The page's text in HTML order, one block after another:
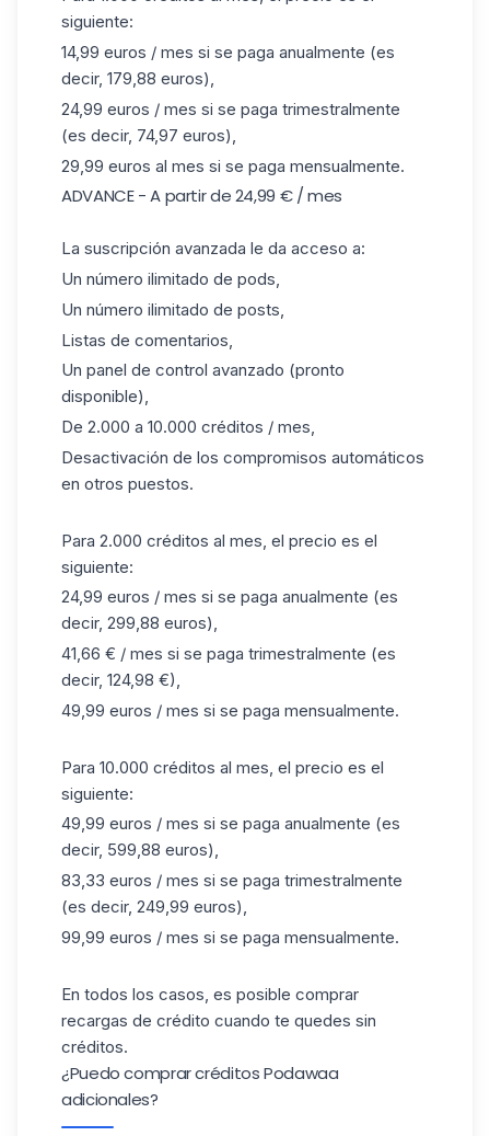
siguiente:
14,99 euros / mes si se paga anualmente (es
decir, 179,88 euros),
24,99 euros / mes si se paga trimestralmente
(es decir, 74,97 euros),
29,99 euros al mes si se paga mensualmente.
ADVANCE - A partir de 24,99 € / mes
La suscripción avanzada le da acceso a:
Un número ilimitado de pods,
Un número ilimitado de posts,
Listas de comentarios,
Un panel de control avanzado (pronto
disponible),
De 2.000 a 10.000 créditos / mes,
Desactivación de los compromisos automáticos
en otros puestos.
Para 2.000 créditos al mes, el precio es el
siguiente:
24,99 euros / mes si se paga anualmente (es
decir, 299,88 euros),
41,66 € / mes si se paga trimestralmente (es
decir, 124,98 €),
49,99 euros / mes si se paga mensualmente.
Para 10.000 créditos al mes, el precio es el
siguiente:
49,99 euros / mes si se paga anualmente (es
decir, 599,88 euros),
83,33 euros / mes si se paga trimestralmente
(es decir, 249,99 euros),
99,99 euros / mes si se paga mensualmente.
En todos los casos, es posible comprar
recargas de crédito cuando te quedes sin
créditos.
¿Puedo comprar créditos Podawaa
adicionales?